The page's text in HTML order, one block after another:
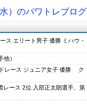
）のパワトレブログ
ス エリート男子 優勝 ミハウ・
）
レース ジュニア女子 優勝 ク
ース 2位 入部正太朗選手、第